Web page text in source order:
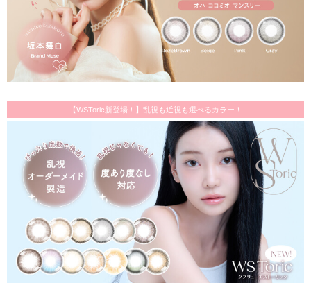
【WSToric新登場！】乱視も近視も選べるカラー！